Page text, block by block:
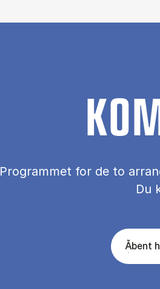
Pro­gram­met for de to
Du
Åbent